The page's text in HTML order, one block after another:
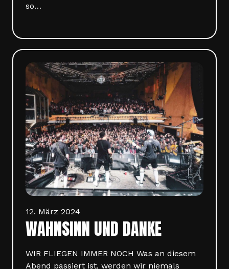
so…
12. März 2024
WAHNSINN UND DANKE
WIR FLIEGEN IMMER NOCH Was an diesem
Abend passiert ist, werden wir niemals